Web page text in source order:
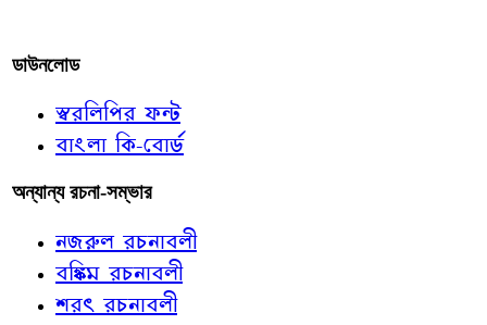
ডাউনলোড
স্বরলিপির ফন্ট
বাংলা কি-বোর্ড
অন্যান্য রচনা-সম্ভার
নজরুল রচনাবলী
বঙ্কিম রচনাবলী
শরৎ রচনাবলী